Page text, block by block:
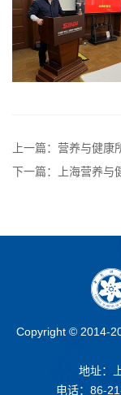
上一篇：营养与健
下一篇：上海营养与
Copyright © 2014-
地址：
电话：86-